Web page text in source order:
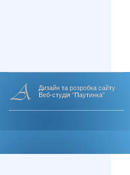
Дизайн та розробка сайту
Веб-студія "Паутинка"